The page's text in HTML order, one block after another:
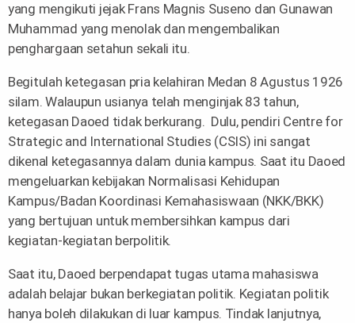
yang mengikuti jejak Frans Magnis Suseno dan Gunawan
Muhammad yang menolak dan mengembalikan
penghargaan setahun sekali itu.
Begitulah ketegasan pria kelahiran Medan 8 Agustus 1926
silam. Walaupun usianya telah menginjak 83 tahun,
ketegasan Daoed tidak berkurang. Dulu, pendiri Centre for
Strategic and International Studies (CSIS) ini sangat
dikenal ketegasannya dalam dunia kampus. Saat itu Daoed
mengeluarkan kebijakan Normalisasi Kehidupan
Kampus/Badan Koordinasi Kemahasiswaan (NKK/BKK)
yang bertujuan untuk membersihkan kampus dari
kegiatan-kegiatan berpolitik.
Saat itu, Daoed berpendapat tugas utama mahasiswa
adalah belajar bukan berkegiatan politik. Kegiatan politik
hanya boleh dilakukan di luar kampus. Tindak lanjutnya,